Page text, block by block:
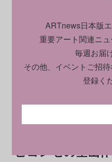
ビヨンセの空山
ARTnews日本版
重要アート関連ニ
毎週お届
その他、イベントご招
登録く